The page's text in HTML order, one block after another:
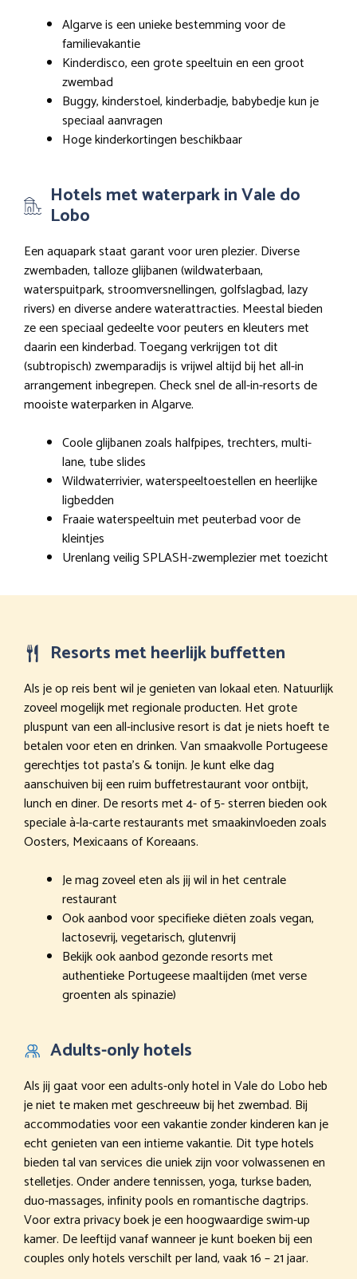
Algarve is een unieke bestemming voor de
familievakantie
Kinderdisco, een grote speeltuin en een groot
zwembad
Buggy, kinderstoel, kinderbadje, babybedje kun je
speciaal aanvragen
Hoge kinderkortingen beschikbaar
Hotels met waterpark in Vale do
Lobo
Een aquapark staat garant voor uren plezier. Diverse
zwembaden, talloze glijbanen (wildwaterbaan,
waterspuitpark, stroomversnellingen, golfslagbad, lazy
rivers) en diverse andere waterattracties. Meestal bieden
ze een speciaal gedeelte voor peuters en kleuters met
daarin een kinderbad. Toegang verkrijgen tot dit
(subtropisch) zwemparadijs is vrijwel altijd bij het all-in
arrangement inbegrepen. Check snel de all-in-resorts de
mooiste waterparken in Algarve.
Coole glijbanen zoals halfpipes, trechters, multi-
lane, tube slides
Wildwaterrivier, waterspeeltoestellen en heerlijke
ligbedden
Fraaie waterspeeltuin met peuterbad voor de
kleintjes
Urenlang veilig SPLASH-zwemplezier met toezicht
Resorts met heerlijk buffetten
Als je op reis bent wil je genieten van lokaal eten. Natuurlijk
zoveel mogelijk met regionale producten. Het grote
pluspunt van een all-inclusive resort is dat je niets hoeft te
betalen voor eten en drinken. Van smaakvolle Portugeese
gerechtjes tot pasta’s & tonijn. Je kunt elke dag
aanschuiven bij een ruim buffetrestaurant voor ontbijt,
lunch en diner. De resorts met 4- of 5- sterren bieden ook
speciale à-la-carte restaurants met smaakinvloeden zoals
Oosters, Mexicaans of Koreaans.
Je mag zoveel eten als jij wil in het centrale
restaurant
Ook aanbod voor specifieke diëten zoals vegan,
lactosevrij, vegetarisch, glutenvrij
Bekijk ook aanbod gezonde resorts met
authentieke Portugeese maaltijden (met verse
groenten als spinazie)
Adults-only hotels
Als jij gaat voor een adults-only hotel in Vale do Lobo heb
je niet te maken met geschreeuw bij het zwembad. Bij
accommodaties voor een vakantie zonder kinderen kan je
echt genieten van een intieme vakantie. Dit type hotels
bieden tal van services die uniek zijn voor volwassenen en
stelletjes. Onder andere tennissen, yoga, turkse baden,
duo-massages, infinity pools en romantische dagtrips.
Voor extra privacy boek je een hoogwaardige swim-up
kamer. De leeftijd vanaf wanneer je kunt boeken bij een
couples only hotels verschilt per land, vaak 16 – 21 jaar.